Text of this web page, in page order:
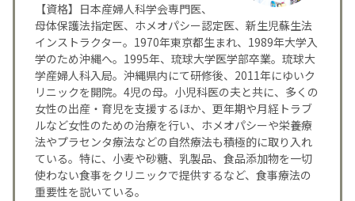
【資格】日本産婦人科学会専門医、
母体保護法指定医、ホメオパシー認定医、新生児蘇生法
インストラクター。1970年東京都生まれ、1989年大学入
学のため沖縄へ。1995年、琉球大学医学部卒業。琉球大
学産婦人科入局。沖縄県内にて研修後、2011年にゆいク
リニックを開院。4児の母。小児科医の夫と共に、多くの
女性の出産・育児を支援するほか、更年期や月経トラブ
ルなど女性のための治療を行い、ホメオパシーや栄養療
法やプラセンタ療法などの自然療法も積極的に取り入れ
ている。特に、小麦や砂糖、乳製品、食品添加物を一切
使わない食事をクリニックで提供するなど、食事療法の
重要性を説いている。